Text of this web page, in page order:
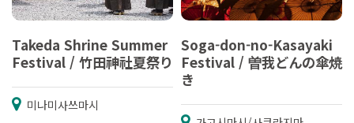
Takeda Shrine Summer
Festival / 竹田神社夏祭り
미나미사쓰마시
Soga-don-no-Kasayaki
Festival / 曽我どんの傘焼
き